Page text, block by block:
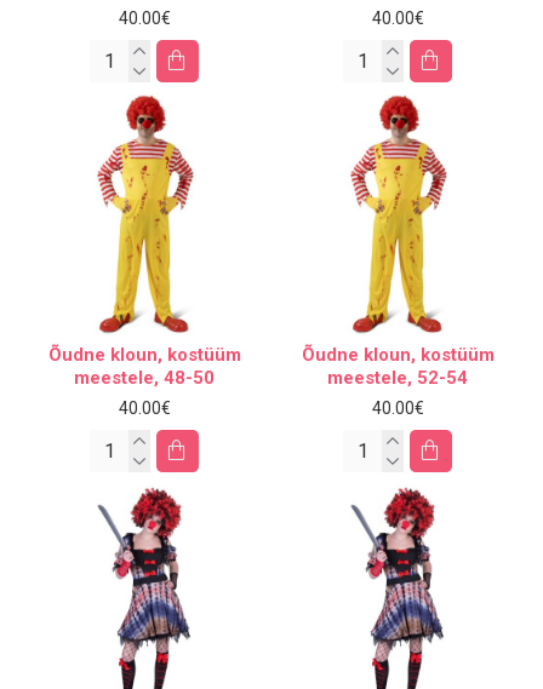
40.00€ 40.00€
Õudne kloun, kostüüm
meestele, 48-50
40.00€
Õudne kloun, kostüüm
meestele, 52-54
40.00€